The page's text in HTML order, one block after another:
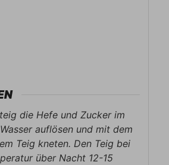
die Hefe und Zucker im
auflösen und mit dem
Teig kneten. Den Teig bei
über Nacht 12-15